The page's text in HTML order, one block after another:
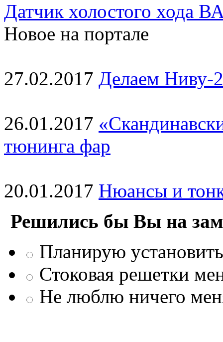
Датчик холостого хода
Новое на портале
27.02.2017 Делаем Ниву-
26.01.2017
тюнинга фар
20.01.2017 Нюансы и
Решились бы Вы на
Планирую
Стоковая решетки
Не люблю ничего